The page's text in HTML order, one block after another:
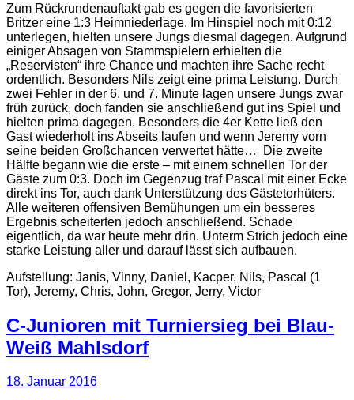
Zum Rückrundenauftakt gab es gegen die favorisierten
Britzer eine 1:3 Heimniederlage. Im Hinspiel noch mit 0:12
unterlegen, hielten unsere Jungs diesmal dagegen. Aufgrund
einiger Absagen von Stammspielern erhielten die
„Reservisten“ ihre Chance und machten ihre Sache recht
ordentlich. Besonders Nils zeigt eine prima Leistung. Durch
zwei Fehler in der 6. und 7. Minute lagen unsere Jungs zwar
früh zurück, doch fanden sie anschließend gut ins Spiel und
hielten prima dagegen. Besonders die 4er Kette ließ den
Gast wiederholt ins Abseits laufen und wenn Jeremy vorn
seine beiden Großchancen verwertet hätte… Die zweite
Hälfte begann wie die erste – mit einem schnellen Tor der
Gäste zum 0:3. Doch im Gegenzug traf Pascal mit einer Ecke
direkt ins Tor, auch dank Unterstützung des Gästetorhüters.
Alle weiteren offensiven Bemühungen um ein besseres
Ergebnis scheiterten jedoch anschließend. Schade
eigentlich, da war heute mehr drin. Unterm Strich jedoch eine
starke Leistung aller und darauf lässt sich aufbauen.
Aufstellung: Janis, Vinny, Daniel, Kacper, Nils, Pascal (1
Tor), Jeremy, Chris, John, Gregor, Jerry, Victor
C-Junioren mit Turniersieg bei Blau-
Weiß Mahlsdorf
18. Januar 2016